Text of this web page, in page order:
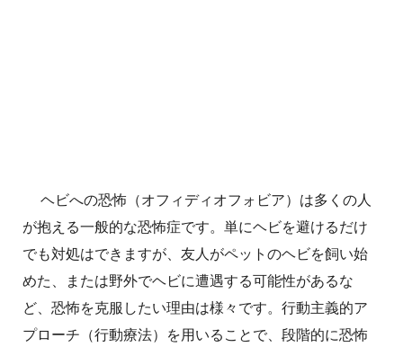
ヘビへの恐怖（オフィディオフォビア）は多くの人
が抱える一般的な恐怖症です。単にヘビを避けるだけ
でも対処はできますが、友人がペットのヘビを飼い始
めた、または野外でヘビに遭遇する可能性があるな
ど、恐怖を克服したい理由は様々です。行動主義的ア
プローチ（行動療法）を用いることで、段階的に恐怖